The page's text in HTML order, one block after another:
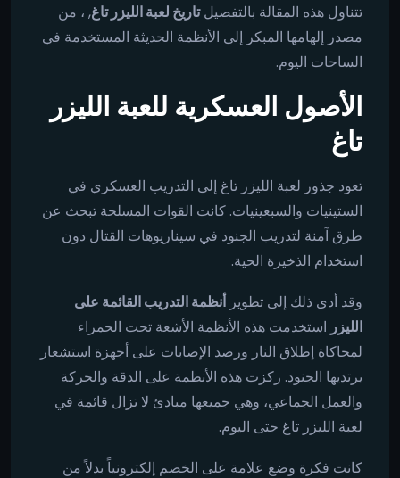
تتناول هذه المقالة بالتفصيلتاريخ لعبة الليزر تاغ, ، من
مصدر إلهامها المبكر إلى الأنظمة الحديثة المستخدمة في
الساحات اليوم.
الأصول العسكرية للعبة الليزر
تاغ
تعود جذور لعبة الليزر تاغ إلى التدريب العسكري في
الستينيات والسبعينيات. كانت القوات المسلحة تبحث عن
طرق آمنة لتدريب الجنود في سيناريوهات القتال دون
استخدام الذخيرة الحية.
وقد أدى ذلك إلى تطويرأنظمة التدريب القائمة على
الليزر استخدمت هذه الأنظمة الأشعة تحت الحمراء
لمحاكاة إطلاق النار ورصد الإصابات على أجهزة استشعار
يرتديها الجنود. ركزت هذه الأنظمة على الدقة والحركة
والعمل الجماعي، وهي جميعها مبادئ لا تزال قائمة في
لعبة الليزر تاغ حتى اليوم.
كانت فكرة وضع علامة على الخصم إلكترونياً بدلاً من